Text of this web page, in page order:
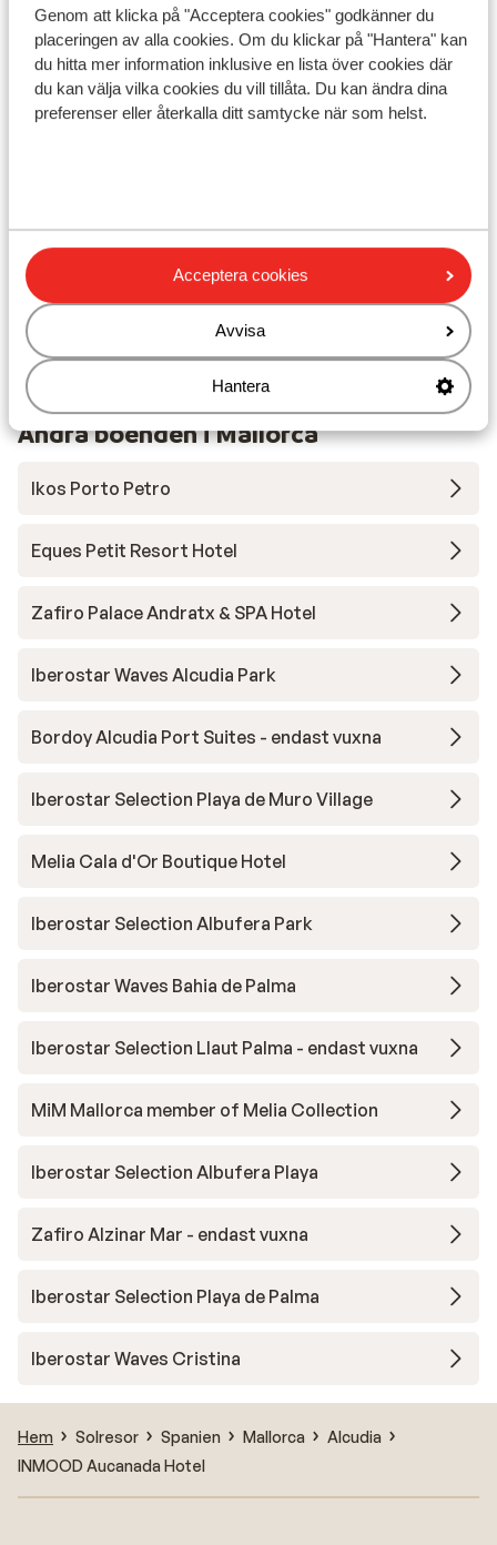
Genom att klicka på "Acceptera cookies" godkänner du
placeringen av alla cookies. Om du klickar på "Hantera" kan
du hitta mer information inklusive en lista över cookies där
du kan välja vilka cookies du vill tillåta. Du kan ändra dina
preferenser eller återkalla ditt samtycke när som helst.
Acceptera cookies
Avvisa
Hantera
I området
Avstånd till stranden ca 50 m (sandstrand, via en
lätt sluttande väg)
Avstånd till hamnen ca 2 km
Avstånd till busshållplats ca 50 m
Närmaste butiker ca 250 m
Närmaste kiosk ca 250 m
Närmaste restaurang ca 250 m
Lugnt läge
Andra boenden i Mallorca
Ikos Porto Petro
Eques Petit Resort Hotel
Zafiro Palace Andratx & SPA Hotel
Iberostar Waves Alcudia Park
Bordoy Alcudia Port Suites - endast vuxna
Iberostar Selection Playa de Muro Village
Melia Cala d'Or Boutique Hotel
Iberostar Selection Albufera Park
Iberostar Waves Bahia de Palma
Iberostar Selection Llaut Palma - endast vuxna
MiM Mallorca member of Melia Collection
Iberostar Selection Albufera Playa
Zafiro Alzinar Mar - endast vuxna
Iberostar Selection Playa de Palma
Iberostar Waves Cristina
Hem Solresor Spanien Mallorca
Alcudia
INMOOD Aucanada Hotel